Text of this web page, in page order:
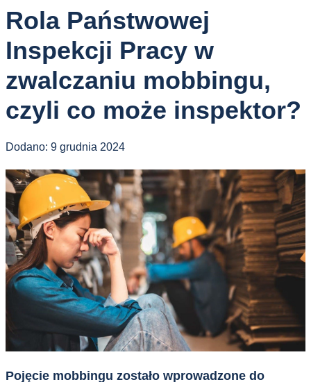
Rola Państwowej
Inspekcji Pracy w
zwalczaniu mobbingu,
czyli co może inspektor?
Dodano: 9 grudnia 2024
Pojęcie mobbingu zostało wprowadzone do